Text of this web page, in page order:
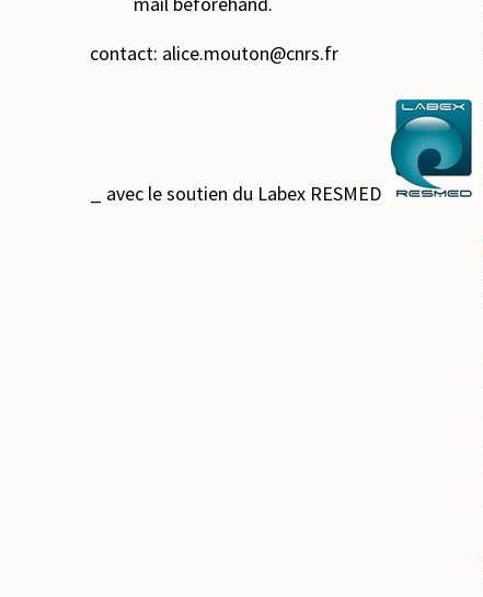
contact: alice.mouton@cnrs.fr
_ avec le soutien du Labex RESMED